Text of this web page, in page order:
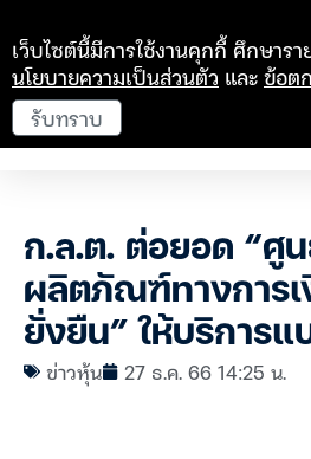
ก.ล.ต. ต่อยอด “ศู
ผลิตภัณฑ์ทางการเ
ยั่งยืน” ให้บริการแ
ข่าวหุ้น 27 ธ.ค. 66 14:25 น.
เว็บไซต์นี้มีการใช้งานคุกกี้ ศึกษารา
นโยบายความเป็นส่วนตัว และข้อต
รับทราบ